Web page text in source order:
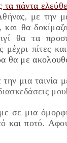
πάντα
με την
και θα
θα τα
μέχρι πίτες
θα με
μια ταινία
σε μια
και ποτό.